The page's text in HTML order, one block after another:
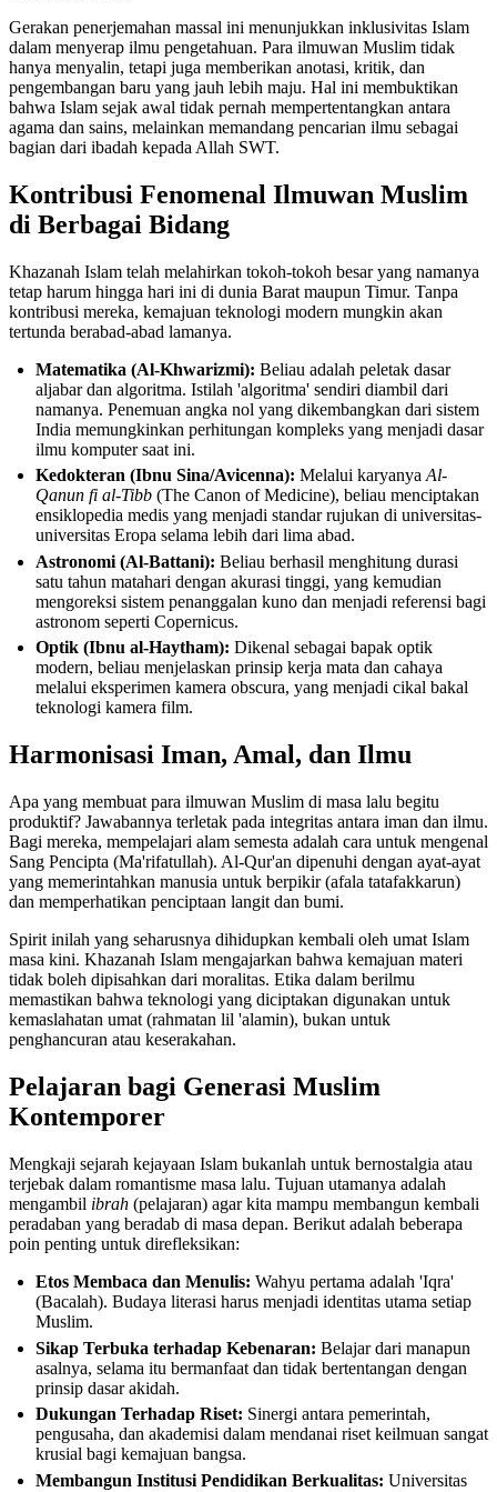
Gerakan penerjemahan massal ini menunjukkan inklusivitas Islam
dalam menyerap ilmu pengetahuan. Para ilmuwan Muslim tidak
hanya menyalin, tetapi juga memberikan anotasi, kritik, dan
pengembangan baru yang jauh lebih maju. Hal ini membuktikan
bahwa Islam sejak awal tidak pernah mempertentangkan antara
agama dan sains, melainkan memandang pencarian ilmu sebagai
bagian dari ibadah kepada Allah SWT.
Kontribusi Fenomenal Ilmuwan Muslim
di Berbagai Bidang
Khazanah Islam telah melahirkan tokoh-tokoh besar yang namanya
tetap harum hingga hari ini di dunia Barat maupun Timur. Tanpa
kontribusi mereka, kemajuan teknologi modern mungkin akan
tertunda berabad-abad lamanya.
Matematika (Al-Khwarizmi): Beliau adalah peletak dasar
aljabar dan algoritma. Istilah 'algoritma' sendiri diambil dari
namanya. Penemuan angka nol yang dikembangkan dari sistem
India memungkinkan perhitungan kompleks yang menjadi dasar
ilmu komputer saat ini.
Kedokteran (Ibnu Sina/Avicenna): Melalui karyanya Al-
Qanun fi al-Tibb (The Canon of Medicine), beliau menciptakan
ensiklopedia medis yang menjadi standar rujukan di universitas-
universitas Eropa selama lebih dari lima abad.
Astronomi (Al-Battani): Beliau berhasil menghitung durasi
satu tahun matahari dengan akurasi tinggi, yang kemudian
mengoreksi sistem penanggalan kuno dan menjadi referensi bagi
astronom seperti Copernicus.
Optik (Ibnu al-Haytham): Dikenal sebagai bapak optik
modern, beliau menjelaskan prinsip kerja mata dan cahaya
melalui eksperimen kamera obscura, yang menjadi cikal bakal
teknologi kamera film.
Harmonisasi Iman, Amal, dan Ilmu
Apa yang membuat para ilmuwan Muslim di masa lalu begitu
produktif? Jawabannya terletak pada integritas antara iman dan ilmu.
Bagi mereka, mempelajari alam semesta adalah cara untuk mengenal
Sang Pencipta (Ma'rifatullah). Al-Qur'an dipenuhi dengan ayat-ayat
yang memerintahkan manusia untuk berpikir (afala tatafakkarun)
dan memperhatikan penciptaan langit dan bumi.
Spirit inilah yang seharusnya dihidupkan kembali oleh umat Islam
masa kini. Khazanah Islam mengajarkan bahwa kemajuan materi
tidak boleh dipisahkan dari moralitas. Etika dalam berilmu
memastikan bahwa teknologi yang diciptakan digunakan untuk
kemaslahatan umat (rahmatan lil 'alamin), bukan untuk
penghancuran atau keserakahan.
Pelajaran bagi Generasi Muslim
Kontemporer
Mengkaji sejarah kejayaan Islam bukanlah untuk bernostalgia atau
terjebak dalam romantisme masa lalu. Tujuan utamanya adalah
mengambil ibrah (pelajaran) agar kita mampu membangun kembali
peradaban yang beradab di masa depan. Berikut adalah beberapa
poin penting untuk direfleksikan:
Etos Membaca dan Menulis: Wahyu pertama adalah 'Iqra'
(Bacalah). Budaya literasi harus menjadi identitas utama setiap
Muslim.
Sikap Terbuka terhadap Kebenaran: Belajar dari manapun
asalnya, selama itu bermanfaat dan tidak bertentangan dengan
prinsip dasar akidah.
Dukungan Terhadap Riset: Sinergi antara pemerintah,
pengusaha, dan akademisi dalam mendanai riset keilmuan sangat
krusial bagi kemajuan bangsa.
Membangun Institusi Pendidikan Berkualitas: Universitas